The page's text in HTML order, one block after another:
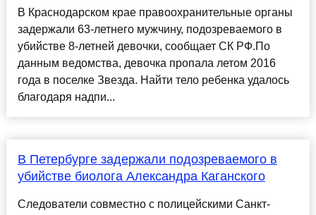
В Краснодарском крае правоохранительные органы
задержали 63-летнего мужчину, подозреваемого в
убийстве 8-летней девочки, сообщает СК РФ.По
данным ведомства, девочка пропала летом 2016
года в поселке Звезда. Найти тело ребенка удалось
благодаря надпи...
В Петербурге задержали подозреваемого в
убийстве биолога Александра Каганского
Следователи совместно с полицейскими Санкт-